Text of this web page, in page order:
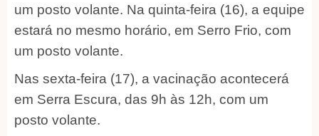
um posto volante. Na quinta-feira (16), a equipe
estará no mesmo horário, em Serro Frio, com
um posto volante.
Nas sexta-feira (17), a vacinação acontecerá
em Serra Escura, das 9h às 12h, com um
posto volante.